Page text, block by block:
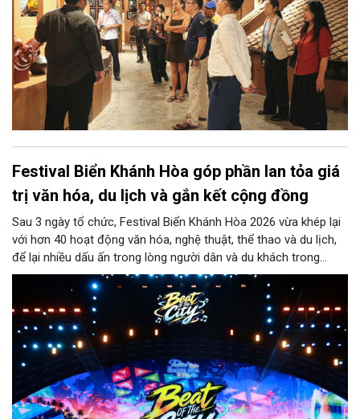
Festival Biển Khánh Hòa góp phần lan tỏa giá
trị văn hóa, du lịch và gắn kết cộng đồng
Sau 3 ngày tổ chức, Festival Biển Khánh Hòa 2026 vừa khép lại
với hơn 40 hoạt động văn hóa, nghệ thuật, thể thao và du lịch,
để lại nhiều dấu ấn trong lòng người dân và du khách trong
nước cũng như quốc tế.